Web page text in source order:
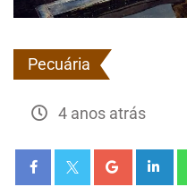
Pecuária
4 anos atrás